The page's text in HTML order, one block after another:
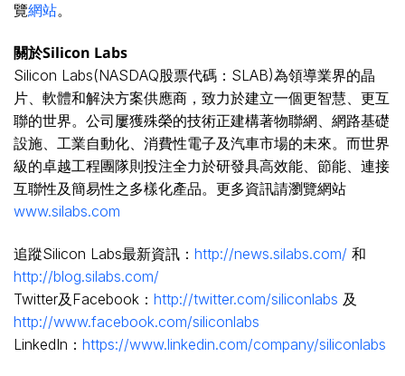
覽網站。
關於Silicon Labs
Silicon Labs(NASDAQ股票代碼：SLAB)為領導業界的晶
片、軟體和解決方案供應商，致力於建立一個更智慧、更互
聯的世界。公司屢獲殊榮的技術正建構著物聯網、網路基礎
設施、工業自動化、消費性電子及汽車市場的未來。而世界
級的卓越工程團隊則投注全力於研發具高效能、節能、連接
互聯性及簡易性之多樣化產品。更多資訊請瀏覽網站
www.silabs.com
追蹤Silicon Labs最新資訊： http://news.silabs.com/ 和
http://blog.silabs.com/
Twitter及Facebook： http://twitter.com/siliconlabs 及
http://www.facebook.com/siliconlabs
LinkedIn： https://www.linkedin.com/company/siliconlabs